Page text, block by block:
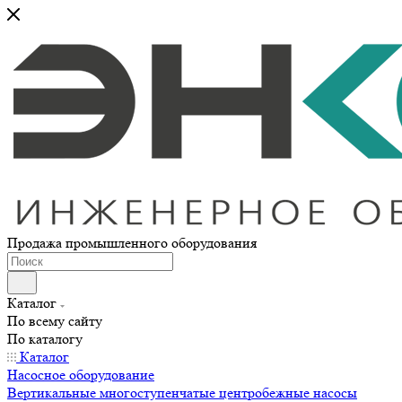
Продажа промышленного оборудования
Каталог
По всему сайту
По каталогу
Каталог
Насосное оборудование
Вертикальные многоступенчатые центробежные насосы